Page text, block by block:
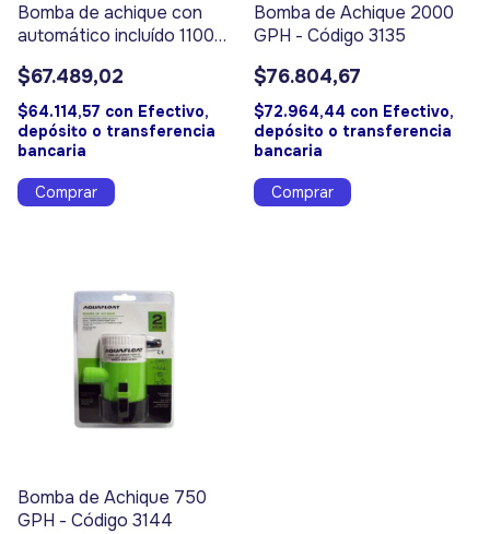
Bomba de achique con
automático incluído 1100
$67.489,02
$64.114,57 con Efectivo,
depósito o transferencia
bancaria
Bomba de Achique 2000
GPH - Código 3135
$76.804,67
$72.964,44 con Efectivo,
depósito o transferencia
bancaria
Bomba de Achique 750
GPH - Código 3144